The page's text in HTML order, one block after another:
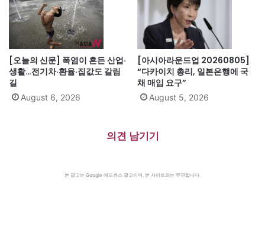
[오늘의 신문] 폭염이 흔든 산업·
생활…전기차·환율·집값도 갈림
길
August 6, 2026
[아시아라운드업 20260805]
“다카이치 총리, 일본은행에 국
채 매입 요구”
August 5, 2026
의견 남기기
본 광고는 Google 애드센스 광고이며, 본 사이트와는 무관합니다.